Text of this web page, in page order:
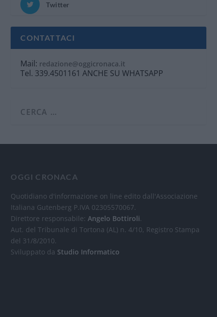
Twitter
CONTATTACI
Mail: redazione@oggicronaca.it
Tel. 339.4501161 ANCHE SU WHATSAPP
OGGI CRONACA
Quotidiano d'informazione on line edito dall'Associazione
Italiana Gutenberg P.IVA 02305570067.
Direttore responsabile:Angelo Bottiroli.
Aut. del Tribunale di Tortona (AL) n. 4/10, Registro Stampa
del 31/8/2010.
Sviluppato da Studio Informatico